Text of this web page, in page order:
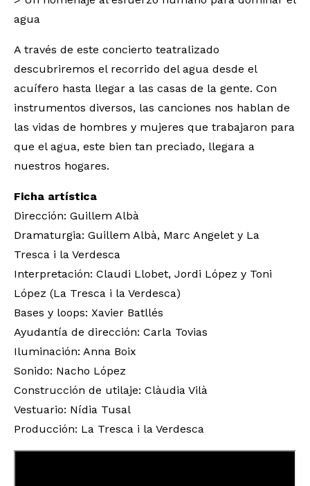
agua
A través de este concierto teatralizado
descubriremos el recorrido del agua desde el
acuífero hasta llegar a las casas de la gente. Con
instrumentos diversos, las canciones nos hablan de
las vidas de hombres y mujeres que trabajaron para
que el agua, este bien tan preciado, llegara a
nuestros hogares.
Ficha artística
Dirección: Guillem Albà
Dramaturgia: Guillem Albà, Marc Angelet y La
Tresca i la Verdesca
Interpretación: Claudi Llobet, Jordi López y Toni
López (La Tresca i la Verdesca)
Bases y loops: Xavier Batllés
Ayudantía de dirección: Carla Tovias
Iluminación: Anna Boix
Sonido: Nacho López
Construcción de utilaje: Clàudia Vilà
Vestuario: Nídia Tusal
Producción: La Tresca i la Verdesca